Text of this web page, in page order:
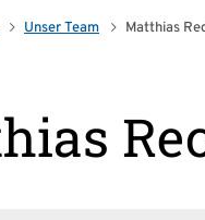
Unser Team Matthias